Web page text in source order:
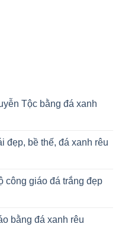
Tộc bằng đá xanh
đẹp, bề thế, đá xanh rêu
công giáo đá trắng đẹp
bằng đá xanh rêu